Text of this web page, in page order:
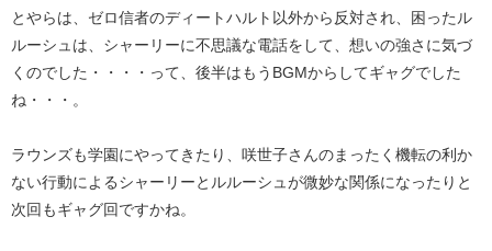
とやらは、ゼロ信者のディートハルト以外から反対され、困ったル
ルーシュは、シャーリーに不思議な電話をして、想いの強さに気づ
くのでした・・・・って、後半はもうBGMからしてギャグでした
ね・・・。
ラウンズも学園にやってきたり、咲世子さんのまったく機転の利か
ない行動によるシャーリーとルルーシュが微妙な関係になったりと
次回もギャグ回ですかね。